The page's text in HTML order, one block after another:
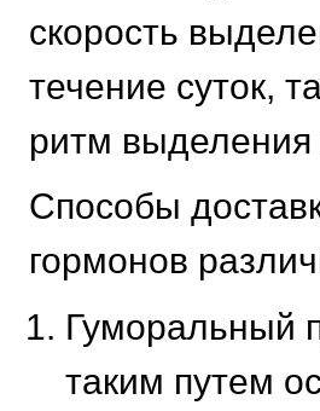
скорость
течение суток,
ритм выделения
Способы
гормонов
Гуморальный
таким путем